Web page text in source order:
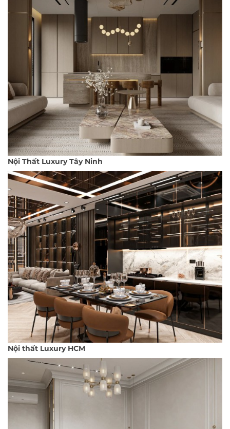
Nội Thất Luxury Tây Ninh
Nội thất Luxury HCM